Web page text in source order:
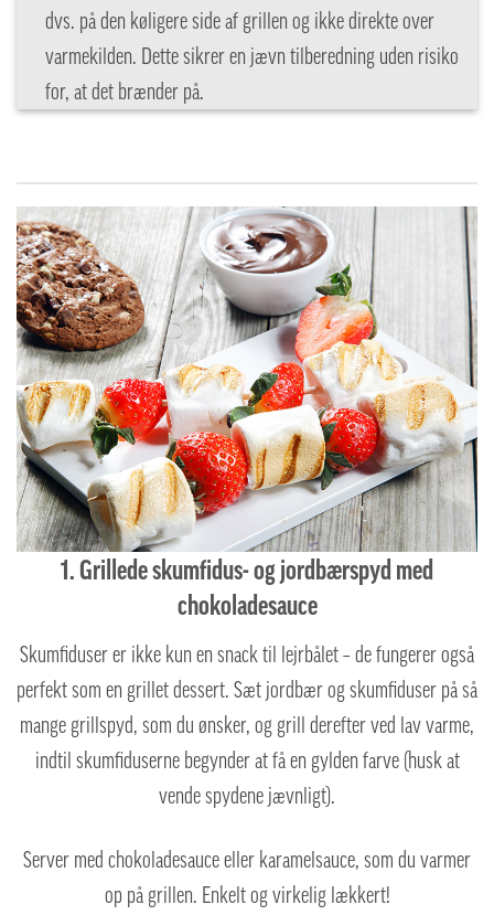
dvs. på den køligere side af grillen og ikke direkte over
varmekilden. Dette sikrer en jævn tilberedning uden risiko
for, at det brænder på.
1. Grillede skumfidus- og jordbærspyd med
chokoladesauce
Skumfiduser er ikke kun en snack til lejrbålet – de fungerer også
perfekt som en grillet dessert. Sæt jordbær og skumfiduser på så
mange grillspyd, som du ønsker, og grill derefter ved lav varme,
indtil skumfiduserne begynder at få en gylden farve (husk at
vende spydene jævnligt).
Server med chokoladesauce eller karamelsauce, som du varmer
op på grillen. Enkelt og virkelig lækkert!